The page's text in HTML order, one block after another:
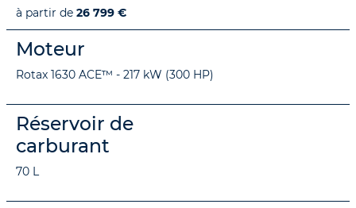
à partir de 26 799 €
Moteur
Rotax 1630 ACE™ - 217 kW (300 HP)
Réservoir de
carburant
70 L